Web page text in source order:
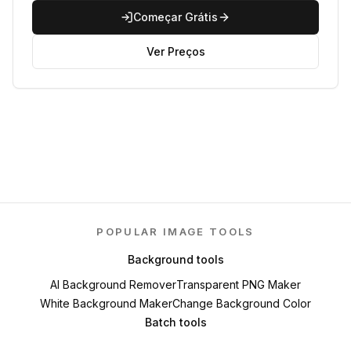
Começar Grátis
Ver Preços
POPULAR IMAGE TOOLS
Background tools
AI Background RemoverTransparent PNG Maker
White Background MakerChange Background Color
Batch tools